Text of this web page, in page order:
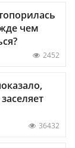
чем
2452
36432